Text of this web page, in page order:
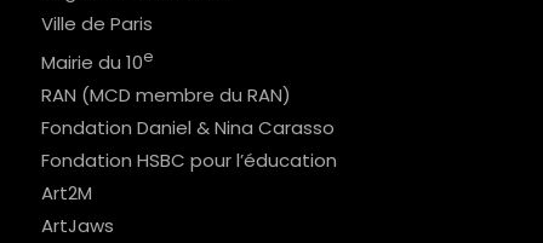
Ville de Paris
Mairie du 10e
RAN (MCD membre du RAN)
Fondation Daniel & Nina Carasso
Fondation HSBC pour l’éducation
Art2M
ArtJaws